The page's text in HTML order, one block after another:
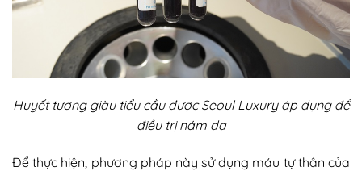
Huyết tương giàu tiểu cầu được Seoul Luxury áp dụng để
điều trị nám da
Để thực hiện, phương pháp này sử dụng máu tự thân của